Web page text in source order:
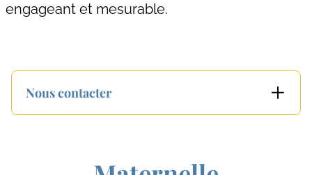
engageant et mesurable.
Nous contacter